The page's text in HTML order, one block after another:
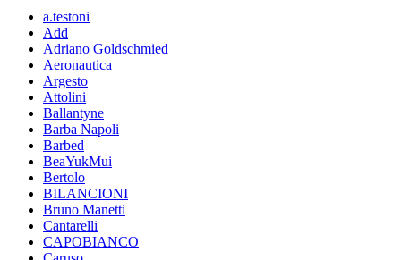
a.testoni
Add
Adriano Goldschmied
Aeronautica
Argesto
Attolini
Ballantyne
Barba Napoli
Barbed
BeaYukMui
Bertolo
BILANCIONI
Bruno Manetti
Cantarelli
CAPOBIANCO